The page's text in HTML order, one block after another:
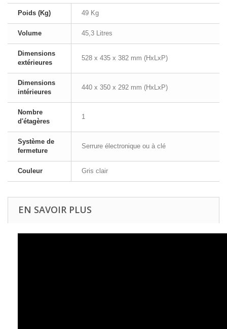
Poids (Kg) 49 Kg
Volume 45,3 Litres
Dimensions
extérieures
528 x 435 x 382 mm (HxLxP)
Dimensions
intérieures
440 x 350 x 292 mm (HxLxP)
Nombre
d'étagères
1
Système de
fermeture
Serrure électronique ou à clé
Couleur Gris clair
EN SAVOIR PLUS